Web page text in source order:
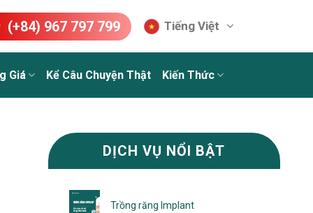
(+84) 967 797 799 Tiếng Việt
Giá Kể Câu Chuyện Thật Kiến Thức
DỊCH VỤ NỔI BẬT
Trồng răng Implant